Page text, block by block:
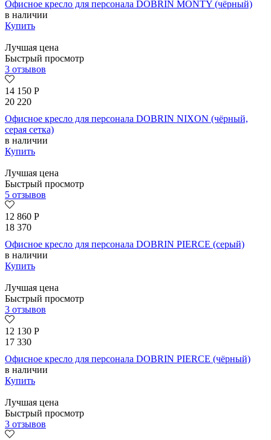
Офисное кресло для персонала DOBRIN MONTY (чёрный)
в наличии
Купить
Лучшая цена
Быстрый просмотр
3 отзывов
14 150 Р
20 220
Офисное кресло для персонала DOBRIN NIXON (чёрный,
серая сетка)
в наличии
Купить
Лучшая цена
Быстрый просмотр
5 отзывов
12 860 Р
18 370
Офисное кресло для персонала DOBRIN PIERCE (серый)
в наличии
Купить
Лучшая цена
Быстрый просмотр
3 отзывов
12 130 Р
17 330
Офисное кресло для персонала DOBRIN PIERCE (чёрный)
в наличии
Купить
Лучшая цена
Быстрый просмотр
3 отзывов